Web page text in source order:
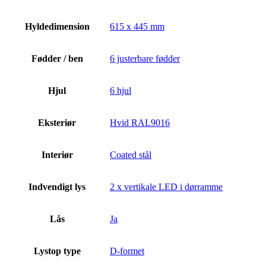
Hyldedimension 615 x 445 mm
Fødder / ben 6 justerbare fødder
Hjul 6 hjul
Eksteriør Hvid RAL9016
Interiør Coated stål
Indvendigt lys 2 x vertikale LED i dørramme
Lås Ja
Lystop type D-formet